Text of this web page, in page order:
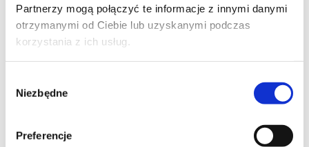
Partnerzy mogą połączyć te informacje z innymi danymi
otrzymanymi od Ciebie lub uzyskanymi podczas
korzystania z ich usług.
zgody
Niezbędne
Preferencje
TEAMS